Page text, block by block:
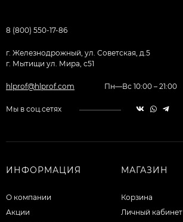
8 (800) 550-17-86
г. Железнодрожный, ул. Советская, д.5
г. Мытищи ул. Мира, с51
hlprof@hlprof.com Пн—Вс 10:00 – 21:00
Мы в соц.сетях
ИНФОРМАЦИЯ
О компании
Акции
МАГАЗИН
Корзина
Личный кабинет